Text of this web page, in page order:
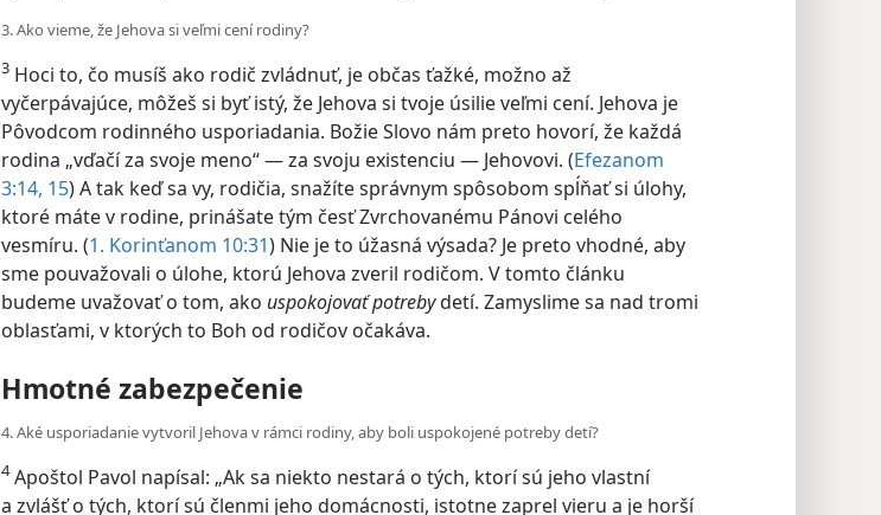
3. Ako vieme, že Jehova si veľmi cení rodiny?
3 Hoci to, čo musíš ako rodič zvládnuť, je občas ťažké, možno až
vyčerpávajúce, môžeš si byť istý, že Jehova si tvoje úsilie veľmi cení. Jehova je
Pôvodcom rodinného usporiadania. Božie Slovo nám preto hovorí, že každá
rodina „vďačí za svoje meno“ — za svoju existenciu — Jehovovi. (Efezanom
3:14, 15) A tak keď sa vy, rodičia, snažíte správnym spôsobom spĺňať si úlohy,
ktoré máte v rodine, prinášate tým česť Zvrchovanému Pánovi celého
vesmíru. (1. Korinťanom 10:31) Nie je to úžasná výsada? Je preto vhodné, aby
sme pouvažovali o úlohe, ktorú Jehova zveril rodičom. V tomto článku
budeme uvažovať o tom, ako uspokojovať potrebydetí. Zamyslime sa nad tromi
oblasťami, v ktorých to Boh od rodičov očakáva.
Hmotné zabezpečenie
4. Aké usporiadanie vytvoril Jehova v rámci rodiny, aby boli uspokojené potreby detí?
4Apoštol Pavol napísal: „Ak sa niekto nestará o tých, ktorí sú jeho vlastní
a zvlášť o tých, ktorí sú členmi jeho domácnosti, istotne zaprel vieru a je horší